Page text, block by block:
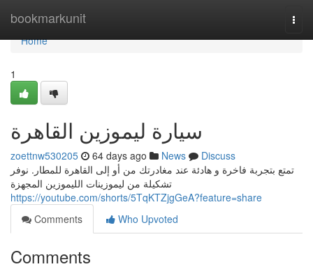
bookmarkunit
Home
Home
1
سيارة ليموزين القاهرة
zoettnw530205 64 days ago News
Discuss
تمتع بتجربة فاخرة و هادئة عند مغادرتك من أو إلى القاهرة للمطار. نوفر
تشكيلة من ليموزينات الليموزين المجهزة
https://youtube.com/shorts/5TqKTZjgGeA?feature=share
Comments
Who Upvoted
Comments